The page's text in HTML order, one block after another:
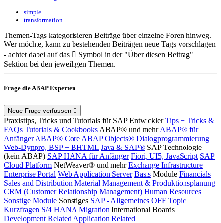
simple
transformation
Themen-Tags kategorisieren Beiträge über einzelne Foren hinweg.
Wer möchte, kann zu bestehenden Beiträgen neue Tags vorschlagen
- achtet dabei auf das
Symbol in der "Über diesen Beitrag"
Sektion bei den jeweiligen Themen.
Frage die ABAP Experten
Neue Frage verfassen
Praxistips, Tricks und Tutorials für SAP Entwickler Tips + Tricks &
FAQs Tutorials & Cookbooks ABAP® und mehr ABAP® für
Anfänger ABAP® Core ABAP Objects® Dialogprogrammierung
Web-Dynpro, BSP + BHTML Java & SAP® SAP Technologie
(kein ABAP) SAP HANA für Anfänger Fiori, UI5, JavaScript SAP
Cloud Platform NetWeaver® und mehr Exchange Infrastructure
Enterprise Portal Web Application Server Basis Module Financials
Sales and Distribution Material Management & Produktionsplanung
CRM (Customer Relationship Management) Human Resources
Sonstige Module Sonstiges SAP - Allgemeines OFF Topic
Kurzfragen S/4 HANA Migration International Boards
Development Related Application Related